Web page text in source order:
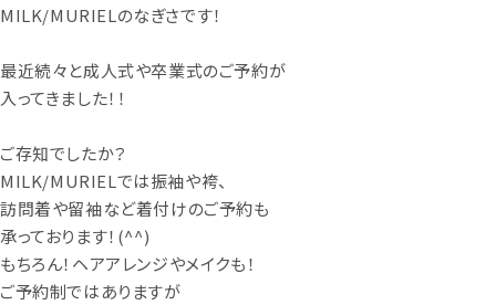
MILK/MURIELのなぎさです！
最近続々と成人式や卒業式のご予約が
入ってきました！！
ご存知でしたか？
MILK/MURIELでは振袖や袴、
訪問着や留袖など着付けのご予約も
承っております！(^^)
もちろん！ヘアアレンジやメイクも！
ご予約制ではありますが